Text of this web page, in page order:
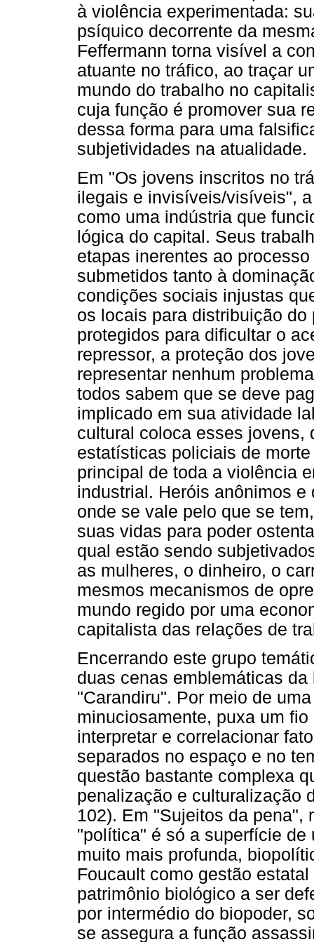
à violência experimentada:
psíquico decorrente da
Feffermann torna visível a
atuante no tráfico, ao traçar
mundo do trabalho no
cuja função é promover sua
dessa forma para uma
subjetividades na atualidade.
Em "Os jovens inscritos no
ilegais e invisíveis/visíveis",
como uma indústria que
lógica do capital. Seus
etapas inerentes ao
submetidos tanto à
condições sociais injustas
os locais para distribuição
protegidos para dificultar o
repressor, a proteção dos
representar nenhum
todos sabem que se deve
implicado em sua atividade
cultural coloca esses jovens,
estatísticas policiais de
principal de toda a violência
industrial. Heróis anônimos
onde se vale pelo que se
suas vidas para poder
qual estão sendo
as mulheres, o dinheiro, o
mesmos mecanismos de
mundo regido por uma
capitalista das relações de
Encerrando este grupo
duas cenas emblemáticas
"Carandiru". Por meio de
minuciosamente, puxa um
interpretar e correlacionar
separados no espaço e no
questão bastante complexa
penalização e culturalização
102). Em "Sujeitos da pena",
"política" é só a superfície de
muito mais profunda,
Foucault como gestão
patrimônio biológico a ser
por intermédio do biopoder,
se assegura a função